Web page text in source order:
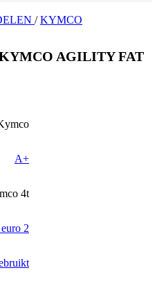
/ KYMCO
AGILITY FAT
A+
4t
2